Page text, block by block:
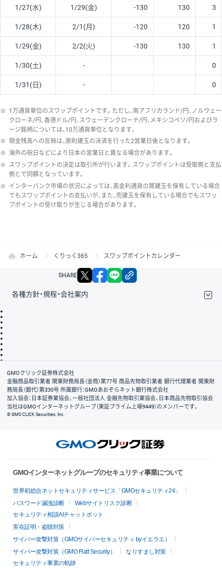
1/27(水) 1/29(金) -130 130 3
1/28(木) 2/1(月) -120 120 1
1/29(金) 2/2(火) -130 130 1
1/30(土) - 0
1/31(日) - 0
※ 1万通貨単位のスワップポイントです。ただし、南アフリカランド/円、ノルウェー
クローネ/円、香港ドル/円、スウェーデンクローナ/円、メキシコペソ/円およびラ
ージ銘柄については、10万通貨単位となります。
※ 現金残高への反映は、原則建玉の決済を行った2営業日後となります。
※ 海外の祝日などにより日本の営業日と異なる場合があります。
※ スワップポイントの決定は取引所が行います。スワップポイントは受取側と支払
側とで同額となっています。
※ インターバンク市場の状況によっては、高金利通貨の買建玉を保有している場合
でもスワップポイントの支払いが、また、売建玉を保有している場合でもスワッ
プポイントの受け取りが生じる場合があります。
ホーム くりっく365 スワップポイントカレンダー
SHARE X facebook
各種方針・規程・会社案内
会社案内
GMOクリック証券株式会社
金融商品取引業者 関東財務局長（金商）第77号 商品先物取引業者 銀行代理業者 関東財
務局長（銀代）第330号 所属銀行：GMOあおぞらネット銀行株式会社
加入協会：日本証券業協会、一般社団法人 金融先物取引業協会、日本商品先物取引協会
当社はGMOインターネットグループ（東証プライム上場9449）のメンバーです。
© GMO CLICK Securities, Inc.
GMOインターネットグループのセキュリティ事業について
世界初総合ネットセキュリティサービス「GMOセキュリティ24」
パスワード漏洩診断
Webサイトリスク診断
セキュリティ相談AIチャットボット
実在証明・盗聴対策
サイバー攻撃対策（GMOサイバーセキュリティ byイエラエ）
サイバー攻撃対策（GMO Flatt Security）
なりすまし対策
セキュリティ事業の軌跡